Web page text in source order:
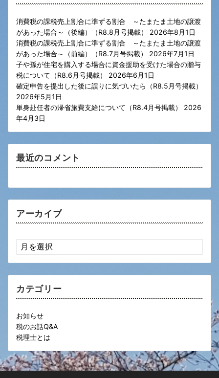
消費税の課税売上割合に準ずる割合 ～たまたま土地の譲渡
があった場合～（後編）（R8.8月号掲載）
2026年8月1日
消費税の課税売上割合に準ずる割合 ～たまたま土地の譲渡
があった場合～（前編）（R8.7月号掲載）
2026年7月1日
子や孫が住宅を購入する場合に資金援助を受けた場合の贈与
税について（R8.6月号掲載）
2026年6月1日
確定申告を提出した後に誤りに気づいたら（R8.5月号掲載）
2026年5月1日
単身赴任者の帰省旅費支給について（R8.4月号掲載）
2026
年4月3日
最近のコメント
アーカイブ
ア
ー
カ
カテゴリー
お知らせ
税のお話Q&A
税理士とは